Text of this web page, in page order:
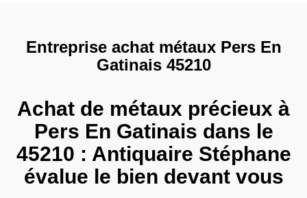
Entreprise achat métaux Pers En
Gatinais 45210
Achat de métaux précieux à
Pers En Gatinais dans le
45210 : Antiquaire Stéphane
évalue le bien devant vous